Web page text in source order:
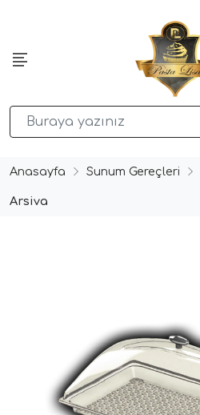
Anasayfa Sunum Gereçleri
Arsiva